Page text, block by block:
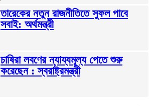
তারেকের নতুন রাজনীতিতে সুফল পাবে
সবাই: অর্থমন্ত্রী
চাষিরা লবণের ন্যায্যমূল্য পেতে শুরু
করেছেন : স্বরাষ্ট্রমন্ত্রী